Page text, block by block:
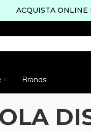
ACQUISTA
Brands